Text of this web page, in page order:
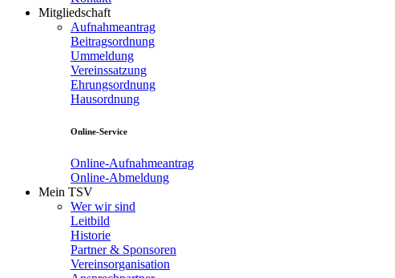
Mitgliedschaft
Aufnahmeantrag
Beitragsordnung
Ummeldung
Vereinssatzung
Ehrungsordnung
Hausordnung
Online-Service
Online-Aufnahmeantrag
Online-Abmeldung
Mein TSV
Wer wir sind
Leitbild
Historie
Partner & Sponsoren
Vereinsorganisation